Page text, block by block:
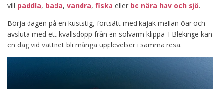
vill paddla, bada, vandra, fiska eller bo nära hav och sjö.
Börja dagen på en kuststig, fortsätt med kajak mellan öar och
avsluta med ett kvällsdopp från en solvarm klippa. I Blekinge kan
en dag vid vattnet bli många upplevelser i samma resa.